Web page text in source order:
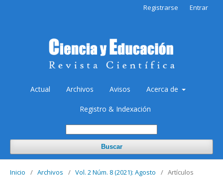
Actual Archivos Avisos Acerca de
Registro & Indexación
Buscar
Registrarse Entrar
Inicio / Archivos / Vol. 2 Núm. 8 (2021): Agosto / Artículos